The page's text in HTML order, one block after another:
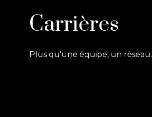
Carrières
Plus qu'une équipe, un réseau.